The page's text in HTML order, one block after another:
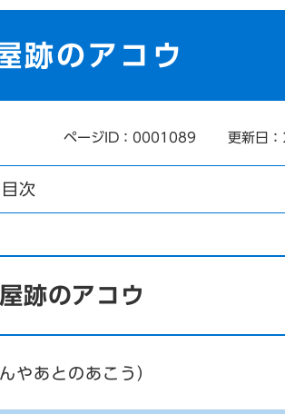
跡のアコウ
ページID：0001089 更新日
次
跡のアコウ
やあとのあこう）